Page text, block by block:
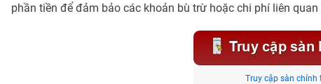
phần tiền để đảm bảo các khoản bù trừ hoặc chi phí liên
Truy cập sàn chính